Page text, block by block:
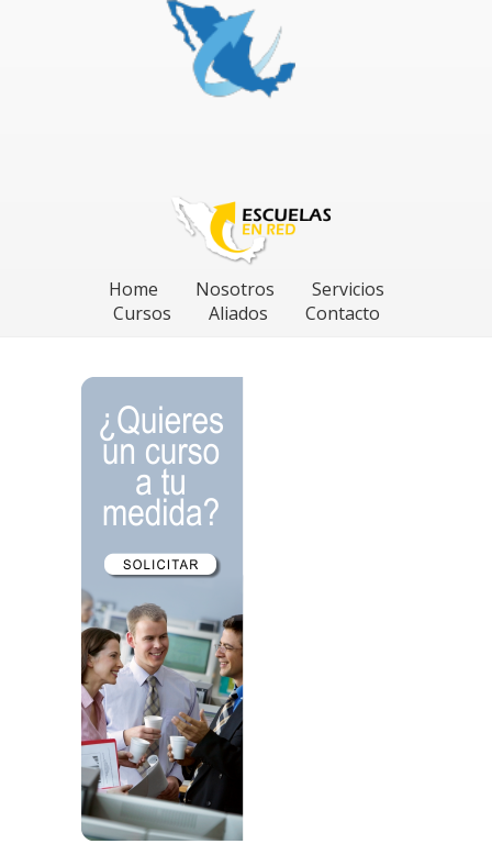
Home Nosotros
Servicios
Cursos
Aliados Contacto